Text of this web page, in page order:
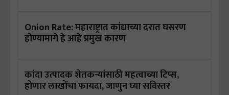
Onion Rate: महाराष्ट्रात कांद्याच्या दरात घसरण
होण्यामागे हे आहे प्रमुख कारण
कांदा उत्पादक शेतकऱ्यांसाठी महत्वाच्या टिप्स,
होणार लाखोंचा फायदा, जाणुन घ्या सविस्तर